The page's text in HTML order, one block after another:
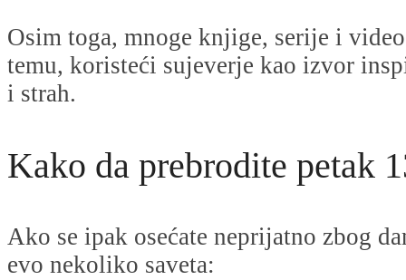
Osim toga, mnoge knjige, serije i
temu, koristeći sujeverje kao izvor
i strah.
Kako da prebrodite petak
Ako se ipak osećate neprijatno zbog
evo nekoliko saveta: